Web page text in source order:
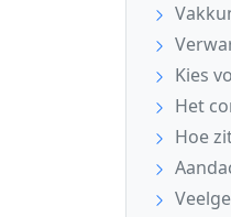
Kies
Het
Hoe